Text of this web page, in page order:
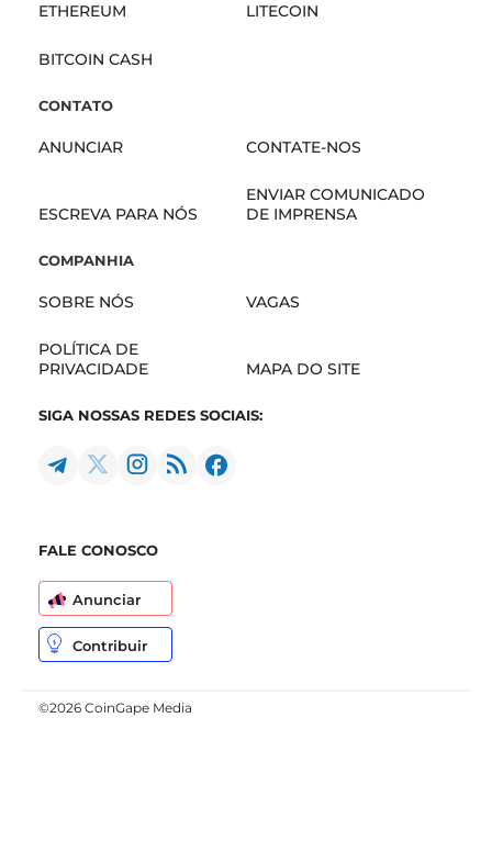
ETHEREUM LITECOIN
BITCOIN CASH
CONTATO
ANUNCIAR CONTATE-NOS
ESCREVA PARA NÓS
ENVIAR COMUNICADO
DE IMPRENSA
COMPANHIA
SOBRE NÓS VAGAS
POLÍTICA DE
PRIVACIDADE
MAPA DO SITE
SIGA NOSSAS REDES SOCIAIS:
FALE CONOSCO
Anunciar
Contribuir
©2026 CoinGape Media